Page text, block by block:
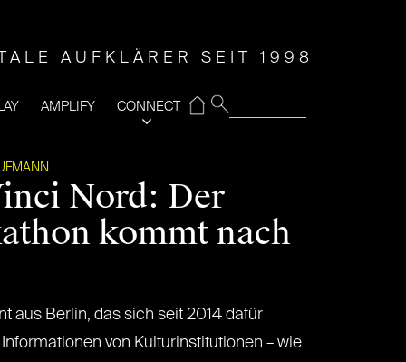
AUFKLÄRER SEIT 1998
AMPLIFY CONNECT
⌂
Nord: Der
kommt nach
aus Berlin, das sich seit 2014 dafür
von Kulturinstitutionen – wie